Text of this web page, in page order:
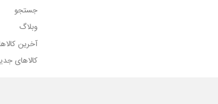
جستجو
وبلاگ
آخرین
کالاهای